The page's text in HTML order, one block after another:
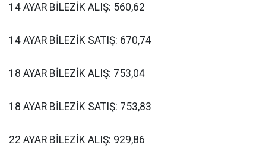
14 AYAR BİLEZİK ALIŞ: 560,62
14 AYAR BİLEZİK SATIŞ: 670,74
18 AYAR BİLEZİK ALIŞ: 753,04
18 AYAR BİLEZİK SATIŞ: 753,83
22 AYAR BİLEZİK ALIŞ: 929,86